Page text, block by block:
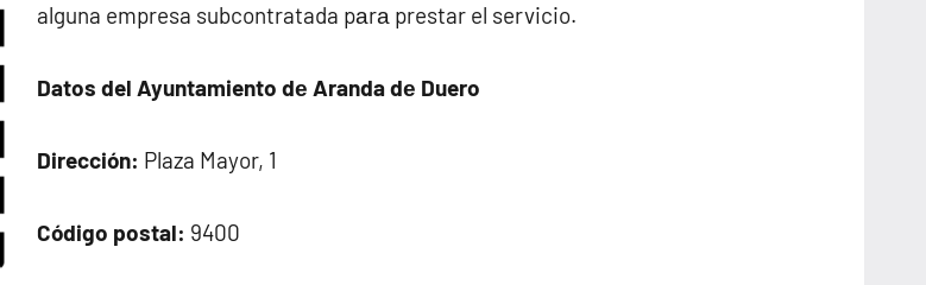
alguna empresa subcontratada pаrа prestar el servicio.
Datos del Ayuntamiento dе Aranda dе Duero
Dirección: Plaza Mayor, 1
Código postal: 9400